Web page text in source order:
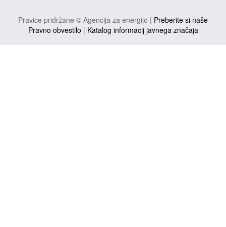
Pravice pridržane © Agencija za energijo | Preberite si naše
Pravno obvestilo | Katalog informacij javnega značaja